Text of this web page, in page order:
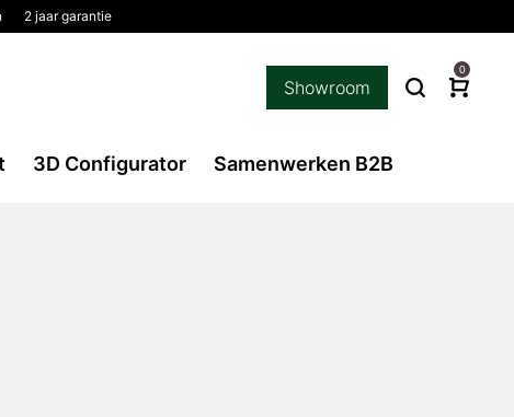
2 jaar garantie
Showroom
0
3D Configurator Samenwerken B2B